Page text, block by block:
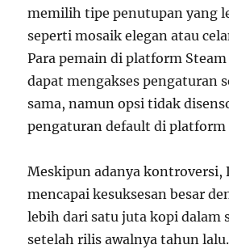
memilih tipe penutupan yang
seperti mosaik elegan atau
Para pemain di platform Steam
dapat mengakses pengaturan
sama, namun opsi tidak
pengaturan default di platform
Meskipun adanya kontroversi,
mencapai kesuksesan besar
lebih dari satu juta kopi dalam
setelah rilis awalnya tahun